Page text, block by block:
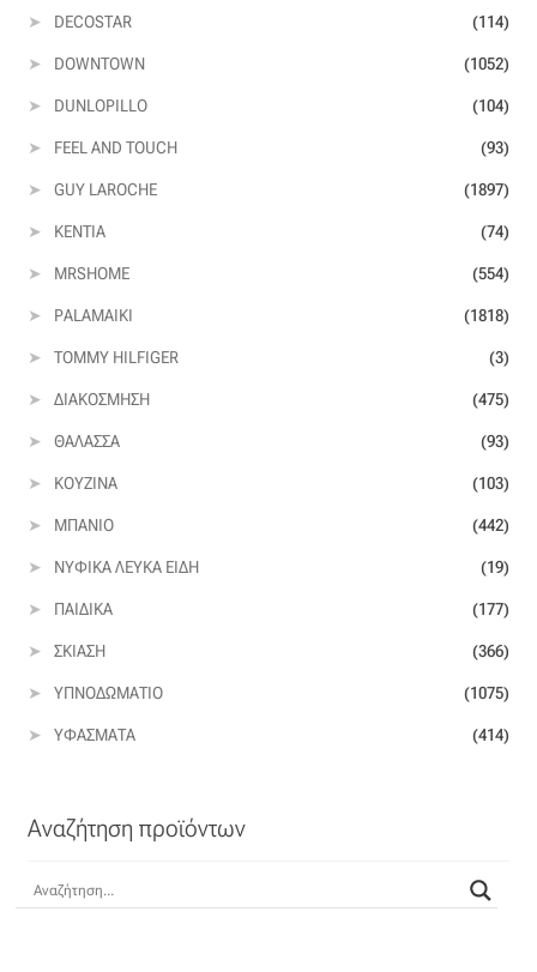
Η εταιρεία μας
Καλάθι
Λογαριασμός
Black-out
Αλκαντάρα
Βαμβακοσατέν
Βελούδο
Βελουτέ
DECOSTAR (114)
DOWNTOWN (1052)
DUNLOPILLO (104)
FEEL AND TOUCH (93)
GUY LAROCHE (1897)
KENTIA (74)
MRSHOME (554)
PALAMAIKI (1818)
TOMMY HILFIGER (3)
ΔΙΑΚΌΣΜΗΣΗ (475)
ΘΆΛΑΣΣΑ (93)
ΚΟΥΖΊΝΑ (103)
ΜΠΆΝΙΟ (442)
ΝΥΦΙΚΆ ΛΕΥΚΆ ΕΊΔΗ (19)
ΠΑΙΔΙΚΆ (177)
ΣΚΊΑΣΗ (366)
ΥΠΝΟΔΩΜΆΤΙΟ (1075)
ΥΦΆΣΜΑΤΑ (414)
Αναζήτηση προϊόντων